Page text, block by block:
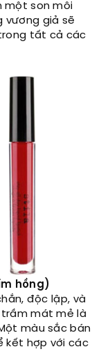
một son môi
vương giả sẽ
tất cả các
hồng)
độc lập, và
trầm mát mẻ là
màu sắc bán
kết hợp với các